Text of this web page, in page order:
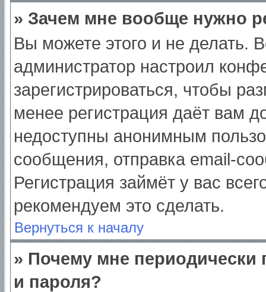
» Зачем мне вообще нужно
Вы можете этого и не делать.
администратор настроил
зарегистрироваться, чтобы
менее регистрация даёт вам
недоступны анонимным
сообщения, отправка email-
Регистрация займёт у вас
рекомендуем это сделать.
Вернуться к началу
» Почему мне периодически
и пароля?